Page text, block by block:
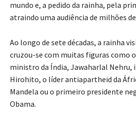
mundo e, a pedido da rainha, pela
atraindo uma audiência de milhões
Ao longo de sete décadas, a rainha
cruzou-se com muitas figuras como
ministro da Índia, Jawaharlal Nehru,
Hirohito, o líder antiapartheid da
Mandela ou o primeiro presidente
Obama.